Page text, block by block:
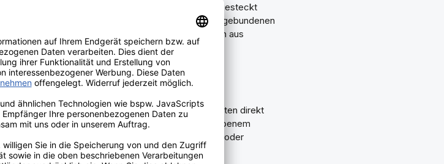
oder Kugelform, die einfach zwischen die Steine gesteckt
Die Lichtausbeute ist zwar geringer als bei kabelgebundenen
aus. Besonders hübsch wirkt die Kombination aus
Gabionenwand.
der Gabionenmauer
oder Sitzfläche) lassen sich Wandleuchten direkt
aus Cortenstahl oder anthrazitfarbenem
ein gerichtetes, angenehmes Licht für Sitzecken oder